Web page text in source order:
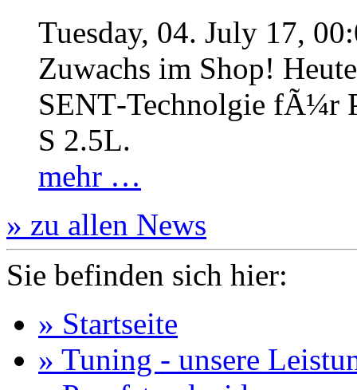
Tuesday, 04. July 17,
Zuwachs im Shop!
SENT‐Technolgie fÃ¼r
S 2.5L.
mehr …
» zu allen News
Sie befinden sich hier:
» Startseite
» Tuning - unsere